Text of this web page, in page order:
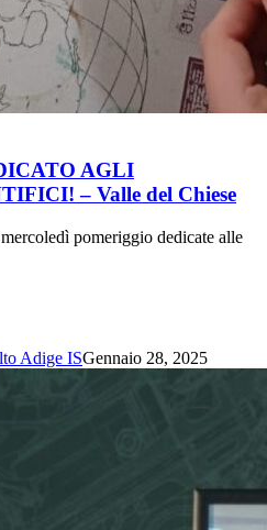
AGLI
– Valle del Chiese
pomeriggio dedicate alle
Adige ISGennaio 28, 2025